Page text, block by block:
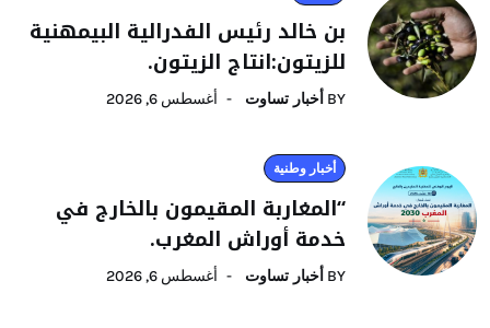
بن خالد رئيس الفدرالية البيمهنية
للزيتون:انتاج الزيتون.
BY أخبار تساوت أغسطس 6, 2026
أخبار وطنية
“المغاربة المقيمون بالخارج في
خدمة أوراش المغرب.
BY أخبار تساوت أغسطس 6, 2026